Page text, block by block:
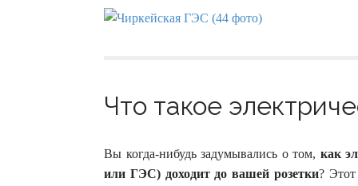
Что такое
Вы когда-нибудь задумывались о том, как
или ГЭС) доходит до вашей розетки? Этот